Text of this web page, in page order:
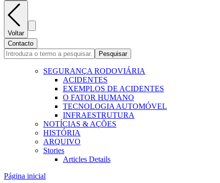
Voltar
Contacto
Pesquisar
SEGURANÇA RODOVIÁRIA
ACIDENTES
EXEMPLOS DE ACIDENTES
O FATOR HUMANO
TECNOLOGIA AUTOMÓVEL
INFRAESTRUTURA
NOTÍCIAS & AÇÕES
HISTÓRIA
ARQUIVO
Stories
Articles Details
Página inicial